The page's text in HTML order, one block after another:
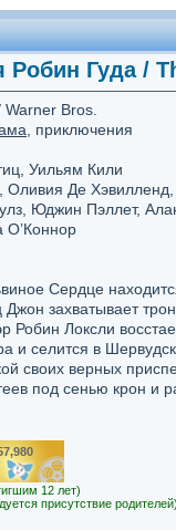
Гуда /
Bros.
, приключения
Уильям Кили
Де Хэвилленд,
Юджин Пэллет,
О’Коннор
Сердце
захватывает
Робин Локсли
и селится в
своих верных
под сенью крон и
12 лет)
присутствие